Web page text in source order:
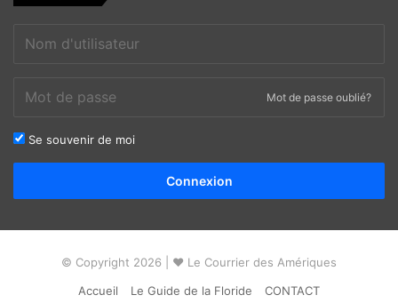
Mot de passe oublié?
Se souvenir de moi
Connexion
© Copyright 2026 | ❤ Le Courrier des Amériques
Accueil
Le Guide de la Floride CONTACT